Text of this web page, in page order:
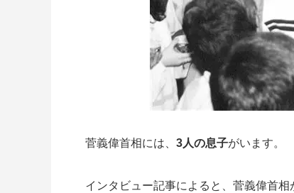
菅義偉首相には、 3人の息子がいます。
インタビュー記事によると、菅義偉首